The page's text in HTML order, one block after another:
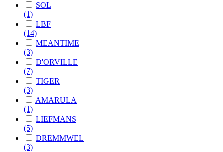
SOL
(1)
LBF
(14)
MEANTIME
(3)
D'ORVILLE
(7)
TIGER
(3)
AMARULA
(1)
LIEFMANS
(5)
DREMMWEL
(3)